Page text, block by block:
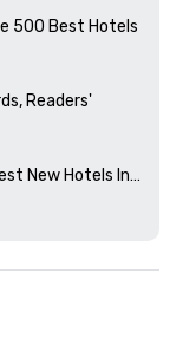
500 Best Hotels
Readers'
New Hotels In